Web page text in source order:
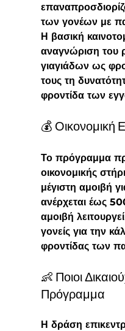
των γονέων με
Η βασική
αναγνώριση του
γιαγιάδων ως
τους τη
φροντίδα των
💰 Οικονομική
Το πρόγραμμα
οικονομικής
μέγιστη αμοιβή
ανέρχεται έως
αμοιβή
γονείς για την
φροντίδας των
👶 Ποιοι
Πρόγραμμα
Η δράση